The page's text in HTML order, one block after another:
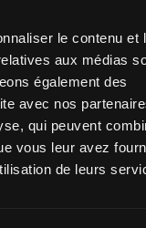
le contenu et
aux médias
également des
avec nos
qui peuvent
vous leur avez
de leurs
de
tracteur
et
garantit
une
fiabilité
et un